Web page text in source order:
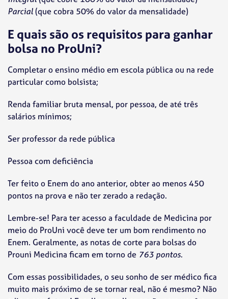
Parcial(que cobra 50% do valor da mensalidade)
E quais são os requisitos para ganhar
bolsa no ProUni?
Completar o ensino médio em escola pública ou na rede
particular como bolsista;
Renda familiar bruta mensal, por pessoa, de até três
salários mínimos;
Ser professor da rede pública
Pessoa com deficiência
Ter feito o Enem do ano anterior, obter ao menos 450
pontos na prova e não ter zerado a redação.
Lembre-se! Para ter acesso a faculdade de Medicina por
meio do ProUni você deve ter um bom rendimento no
Enem. Geralmente, as notas de corte para bolsas do
Prouni Medicina ficam em torno de 763 pontos.
Com essas possibilidades, o seu sonho de ser médico fica
muito mais próximo de se tornar real, não é mesmo? Não